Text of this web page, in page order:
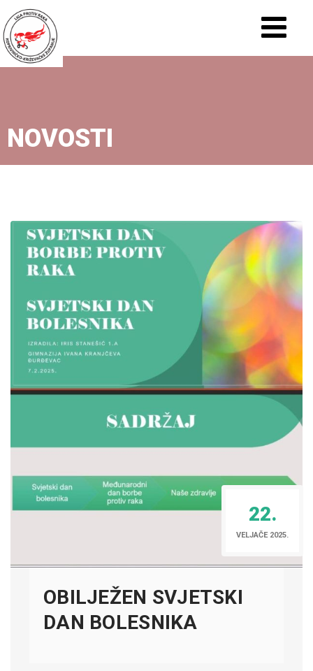
NOVOSTI
22.
VELJAČE 2025.
OBILJEŽEN SVJETSKI
DAN BOLESNIKA